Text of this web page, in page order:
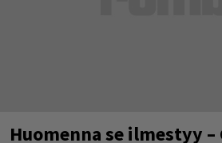
Huomenna se ilmestyy